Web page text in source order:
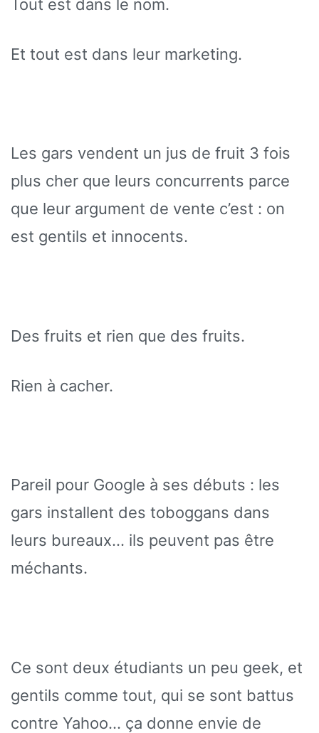
Tout est dans le nom.
Et tout est dans leur marketing.
Les gars vendent un jus de fruit 3 fois
plus cher que leurs concurrents parce
que leur argument de vente c’est : on
est gentils et innocents.
Des fruits et rien que des fruits.
Rien à cacher.
Pareil pour Google à ses débuts : les
gars installent des toboggans dans
leurs bureaux… ils peuvent pas être
méchants.
Ce sont deux étudiants un peu geek, et
gentils comme tout, qui se sont battus
contre Yahoo… ça donne envie de